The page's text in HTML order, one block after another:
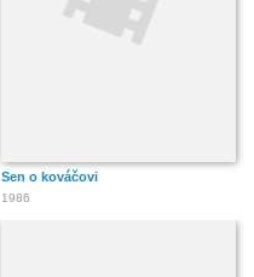
Sen o kováčovi
1986